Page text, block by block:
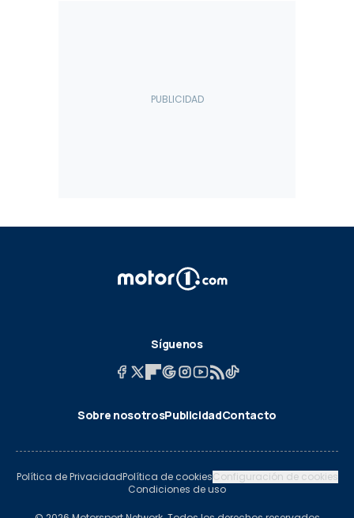
Síguenos
Sobre nosotrosPublicidadContacto
Política de PrivacidadPolítica de cookiesConfiguración de cookies
Condiciones de uso